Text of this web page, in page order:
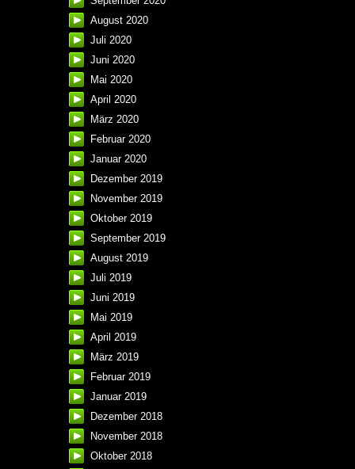
August 2020
Juli 2020
Juni 2020
Mai 2020
April 2020
März 2020
Februar 2020
Januar 2020
Dezember 2019
November 2019
Oktober 2019
September 2019
August 2019
Juli 2019
Juni 2019
Mai 2019
April 2019
März 2019
Februar 2019
Januar 2019
Dezember 2018
November 2018
Oktober 2018